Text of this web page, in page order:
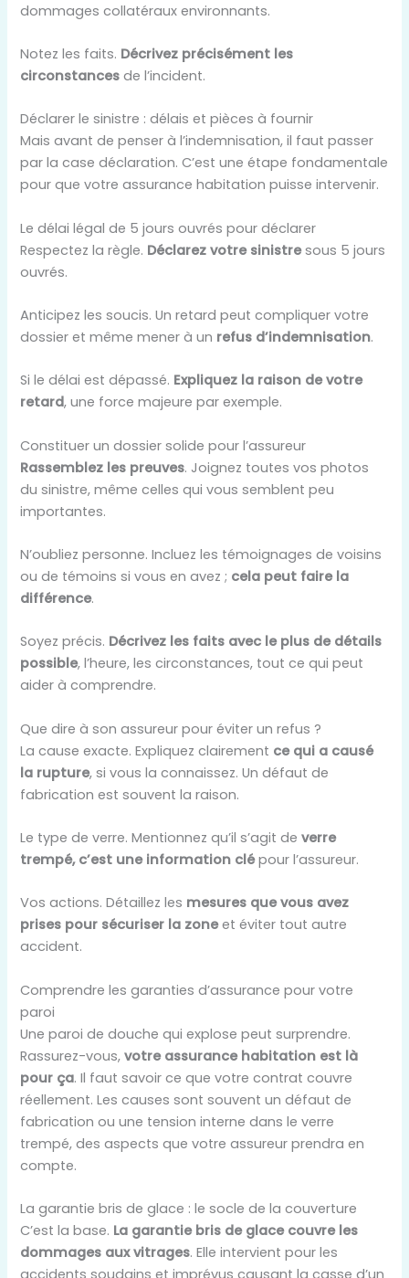
dommages collatéraux environnants.
Notez les faits. Décrivez précisément les
circonstances de l’incident.
Déclarer le sinistre : délais et pièces à fournir
Mais avant de penser à l’indemnisation, il faut passer
par la case déclaration. C’est une étape fondamentale
pour que votre assurance habitation puisse intervenir.
Le délai légal de 5 jours ouvrés pour déclarer
Respectez la règle. Déclarez votre sinistresous 5 jours
ouvrés.
Anticipez les soucis. Un retard peut compliquer votre
dossier et même mener à un refus d’indemnisation.
Si le délai est dépassé. Expliquez la raison de votre
retard, une force majeure par exemple.
Constituer un dossier solide pour l’assureur
Rassemblez les preuves. Joignez toutes vos photos
du sinistre, même celles qui vous semblent peu
importantes.
N’oubliez personne. Incluez les témoignages de voisins
ou de témoins si vous en avez ; cela peut faire la
différence.
Soyez précis. Décrivez les faits avec le plus de détails
possible, l’heure, les circonstances, tout ce qui peut
aider à comprendre.
Que dire à son assureur pour éviter un refus ?
La cause exacte. Expliquez clairement ce qui a causé
la rupture, si vous la connaissez. Un défaut de
fabrication est souvent la raison.
Le type de verre. Mentionnez qu’il s’agit deverre
trempé, c’est une information clépour l’assureur.
Vos actions. Détaillez les mesures que vous avez
prises pour sécuriser la zoneet éviter tout autre
accident.
Comprendre les garanties d’assurance pour votre
paroi
Une paroi de douche qui explose peut surprendre.
Rassurez-vous,votre assurance habitation est là
pour ça. Il faut savoir ce que votre contrat couvre
réellement. Les causes sont souvent un défaut de
fabrication ou une tension interne dans le verre
trempé, des aspects que votre assureur prendra en
compte.
La garantie bris de glace : le socle de la couverture
C’est la base. La garantie bris de glace couvre les
dommages aux vitrages. Elle intervient pour les